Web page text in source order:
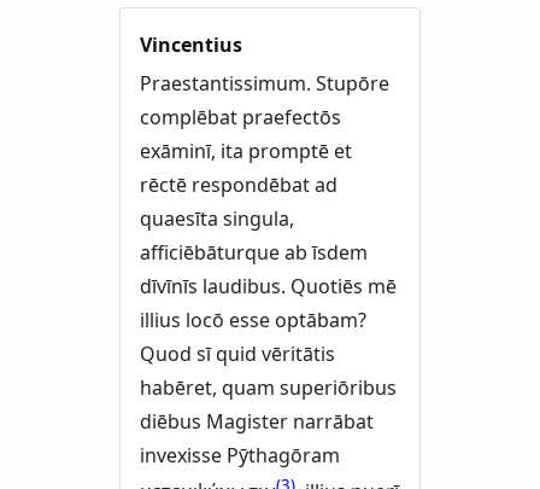
Vincentius
Praestantissimum. Stupōre
complēbat praefectōs
exāminī, ita promptē et
rēctē respondēbat ad
quaesīta singula,
afficiēbāturque ab īsdem
dīvīnīs laudibus. Quotiēs mē
illius locō esse optābam?
Quod sī quid vēritātis
habēret, quam superiōribus
diēbus Magister narrābat
invexisse Pӯthagōram